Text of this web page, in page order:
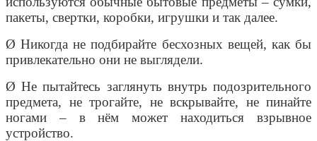
пакеты, свертки, коробки, игрушки и так далее.
Ø Никогда не подбирайте бесхозных вещей, как бы
привлекательно они не выглядели.
Ø Не пытайтесь заглянуть внутрь подозрительного
предмета, не трогайте, не вскрывайте, не пинайте
ногами – в нём может находиться взрывное
устройство.